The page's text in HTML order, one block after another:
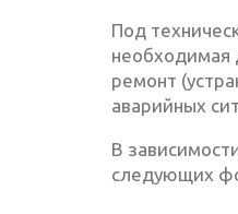
Под
необходимая
ремонт
аварийных
В
следующих